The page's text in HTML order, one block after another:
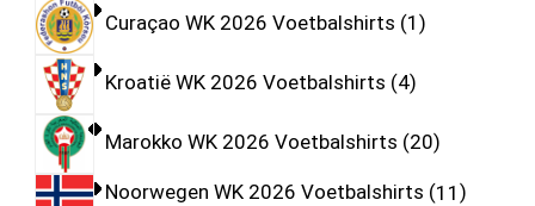
Curaçao WK 2026 Voetbalshirts 1
Kroatië WK 2026 Voetbalshirts 4
Marokko WK 2026 Voetbalshirts 20
Noorwegen WK 2026 Voetbalshirts 11